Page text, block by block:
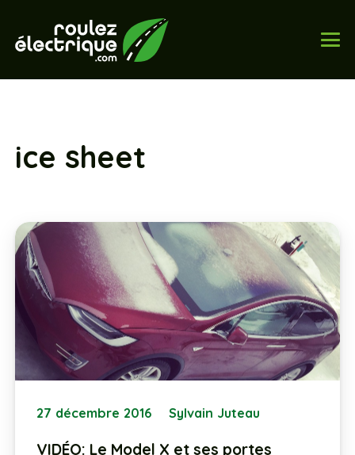
ice sheet
27 décembre 2016 Sylvain Juteau
VIDÉO: Le Model X et ses portes